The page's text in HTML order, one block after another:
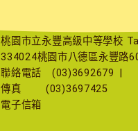
桃園市立永豐高級中等學校
334024桃園市八德區永豐路
聯絡電話
(03)3692679
傳真
(03)3697425
電子信箱